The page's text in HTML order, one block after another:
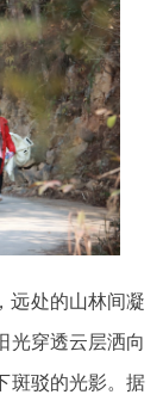
远处的山林间凝
光穿透云层洒向
斑驳的光影。据